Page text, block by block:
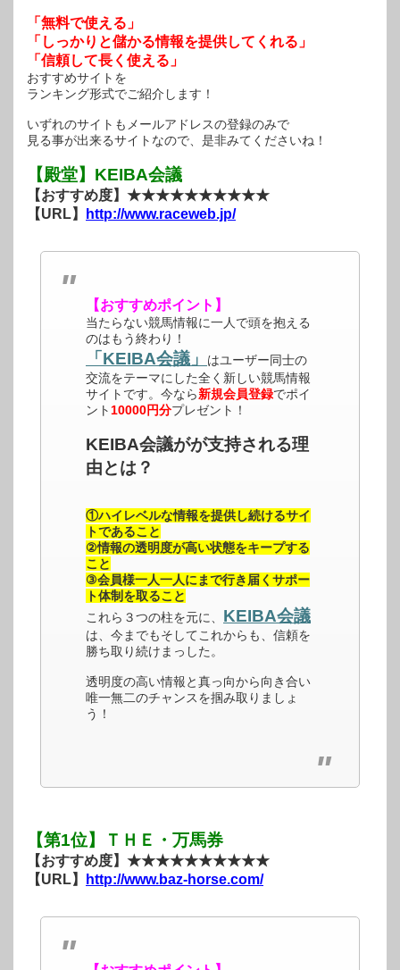
「無料で使える」
「しっかりと儲かる情報を提供してくれる」
「信頼して長く使える」
おすすめサイトを
ランキング形式でご紹介します！
いずれのサイトもメールアドレスの登録のみで
見る事が出来るサイトなので、是非みてくださいね！
【殿堂】KEIBA会議
【おすすめ度】★★★★★★★★★★
【URL】
http://www.raceweb.jp/
【おすすめポイント】
当たらない競馬情報に一人で頭を抱える
のはもう終わり！
「KEIBA会議」
はユーザー同士の
交流をテーマにした全く新しい競馬情報
サイトです。今なら新規会員登録でポイ
ント 10000円分プレゼント！
KEIBA会議がが支持される理
由とは？
①ハイレベルな情報を提供し続けるサイ
トであること
②情報の透明度が高い状態をキープする
こと
③会員様一人一人にまで行き届くサポー
ト体制を取ること
これら３つの柱を元に、 KEIBA会議
は、今までもそしてこれからも、信頼を
勝ち取り続けまっした。
透明度の高い情報と真っ向から向き合い
唯一無二のチャンスを掴み取りましょ
う！
【第1位】ＴＨＥ・万馬券
【おすすめ度】★★★★★★★★★★
【URL】
http://www.baz-horse.com/